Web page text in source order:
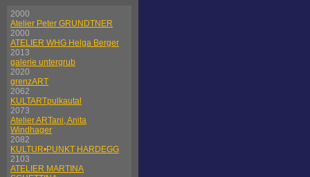
2000
Atelier Peter GRUNDTNER
2000
ATELIER WHG Helga Berger
2013
galerie untergrub
2020
grenzART
2062
KULTARTpulkautal
2073
Atelier ARTani, Anita
Windhager
2082
KULTUR•PUNKT HARDEGG
2103
ATELIER MARTINA